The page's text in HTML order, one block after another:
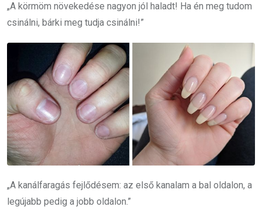
„A körmöm növekedése nagyon jól haladt! Ha én meg tudom
csinálni, bárki meg tudja csinálni!”
„A kanálfaragás fejlődésem: az első kanalam a bal oldalon, a
legújabb pedig a jobb oldalon.”